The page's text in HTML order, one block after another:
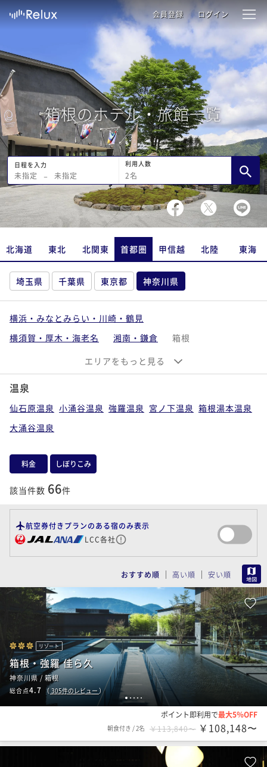
会員登録 ログイン
箱根のホテル・旅館一覧
日程を入力
未指定 − 未指定
利用人数
2名
北海道 東北 北関東 首都圏 甲信越 北陸 東海
埼玉県 千葉県 東京都 神奈川県
横浜・みなとみらい・川崎・鶴見
横須賀・厚木・海老名
湘南・鎌倉
箱根
エリアをもっと見る
温泉
仙石原温泉 小涌谷温泉 強羅温泉 宮ノ下温泉 箱根湯本温泉
大涌谷温泉
料金 しぼりこみ
該当件数 66件
航空券付きプランのある宿のみ表示
LCC各社
おすすめ順 高い順 安い順
1234 5
リゾート
箱根・強羅 佳ら久
神奈川県 / 箱根
総合点4.7 （ 305件のレビュー）
ポイント即利用で最大5％OFF
朝食付き /2名 ￥113,840〜 ￥108,148〜